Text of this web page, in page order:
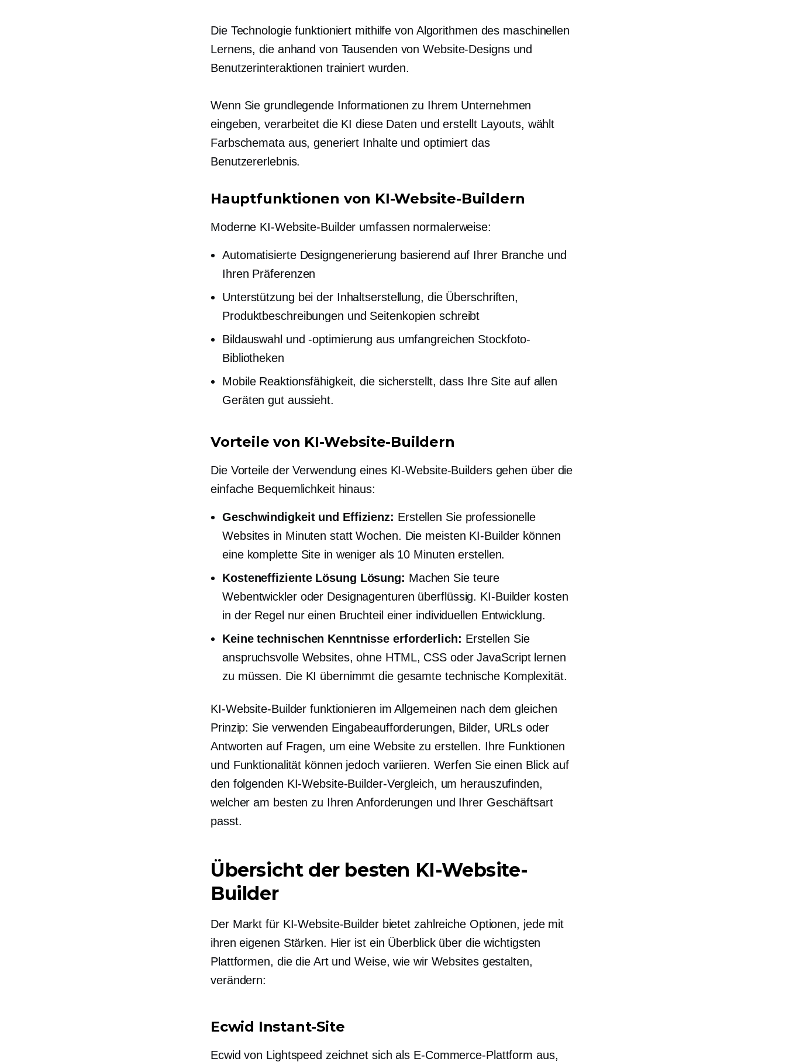
Die Technologie funktioniert mithilfe von Algorithmen des maschinellen
Lernens, die anhand von Tausenden von Website-Designs und
Benutzerinteraktionen trainiert wurden.
Wenn Sie grundlegende Informationen zu Ihrem Unternehmen
eingeben, verarbeitet die KI diese Daten und erstellt Layouts, wählt
Farbschemata aus, generiert Inhalte und optimiert das
Benutzererlebnis.
Hauptfunktionen von KI-Website-Buildern
Moderne KI-Website-Builder umfassen normalerweise:
Automatisierte Designgenerierung basierend auf Ihrer Branche und
Ihren Präferenzen
Unterstützung bei der Inhaltserstellung, die Überschriften,
Produktbeschreibungen und Seitenkopien schreibt
Bildauswahl und -optimierung aus umfangreichen Stockfoto-
Bibliotheken
Mobile Reaktionsfähigkeit, die sicherstellt, dass Ihre Site auf allen
Geräten gut aussieht.
Vorteile von KI-Website-Buildern
Die Vorteile der Verwendung eines KI-Website-Builders gehen über die
einfache Bequemlichkeit hinaus:
Geschwindigkeit und Effizienz: Erstellen Sie professionelle
Websites in Minuten statt Wochen. Die meisten KI-Builder können
eine komplette Site in weniger als 10 Minuten erstellen.
Kosteneffiziente Lösung Lösung: Machen Sie teure
Webentwickler oder Designagenturen überflüssig. KI-Builder kosten
in der Regel nur einen Bruchteil einer individuellen Entwicklung.
Keine technischen Kenntnisse erforderlich: Erstellen Sie
anspruchsvolle Websites, ohne HTML, CSS oder JavaScript lernen
zu müssen. Die KI übernimmt die gesamte technische Komplexität.
KI-Website-Builder funktionieren im Allgemeinen nach dem gleichen
Prinzip: Sie verwenden Eingabeaufforderungen, Bilder, URLs oder
Antworten auf Fragen, um eine Website zu erstellen. Ihre Funktionen
und Funktionalität können jedoch variieren. Werfen Sie einen Blick auf
den folgenden KI-Website-Builder-Vergleich, um herauszufinden,
welcher am besten zu Ihren Anforderungen und Ihrer Geschäftsart
passt.
Übersicht der besten KI-Website-
Builder
Der Markt für KI-Website-Builder bietet zahlreiche Optionen, jede mit
ihren eigenen Stärken. Hier ist ein Überblick über die wichtigsten
Plattformen, die die Art und Weise, wie wir Websites gestalten,
verändern:
Ecwid Instant-Site
Ecwid von Lightspeed zeichnet sich als E-Commerce-Plattform aus,